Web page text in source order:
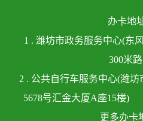
办卡地
1 . 潍坊市政务服务中心(东
300米
2 . 公共自行车服务中心(潍
5678号汇金大厦A座15楼)
更多办卡